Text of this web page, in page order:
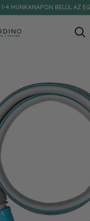
4 MUNKANAPON BELÜL AZ